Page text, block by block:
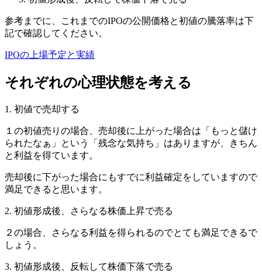
参考までに、これまでのIPOの公開価格と初値の騰落率は下
記で確認してください。
IPOの上場予定と実績
それぞれの心理状態を考える
1. 初値で売却する
１の初値売りの場合 、売却後に上がった場合は「もっと儲け
られたなぁ」という「残念な気持ち」はありますが、きちん
と利益を得ています。
売却後に下がった場合にもすでに利益確定をしていますので
満足できると思います。
2. 初値形成後、さらなる株価上昇で売る
２の場合 、さらなる利益を得られるのでとても満足できるで
しょう。
3. 初値形成後、反転して株価下落で売る